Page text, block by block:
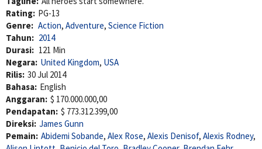
Rating: PG-13
Genre: Action, Adventure, Science Fiction
Tahun: 2014
Durasi: 121 Min
Negara: United Kingdom, USA
Rilis: 30 Jul 2014
Bahasa: English
Anggaran: $ 170.000.000,00
Pendapatan: $ 773.312.399,00
Direksi: James Gunn
Pemain: Abidemi Sobande, Alex Rose, Alexis Denisof, Alexis Rodney,